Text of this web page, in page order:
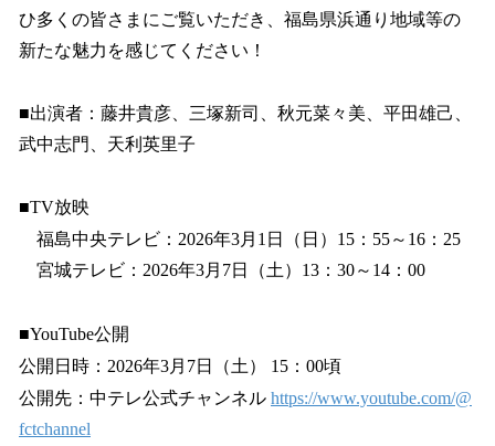
ひ多くの皆さまにご覧いただき、福島県浜通り地域等の
新たな魅力を感じてください！
■出演者：藤井貴彦、三塚新司、秋元菜々美、平田雄己、
武中志門、天利英里子
■TV放映
福島中央テレビ：2026年3月1日（日）15：55～16：25
宮城テレビ：2026年3月7日（土）13：30～14：00
■YouTube公開
公開日時：2026年3月7日（土） 15：00頃
公開先：中テレ公式チャンネル https://www.youtube.com/@
fctchannel